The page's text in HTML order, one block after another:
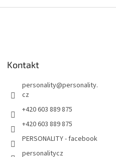
Kontakt
personality@personality.
cz
+420 603 889 875
+420 603 889 875
PERSONALITY - facebook
personalitycz